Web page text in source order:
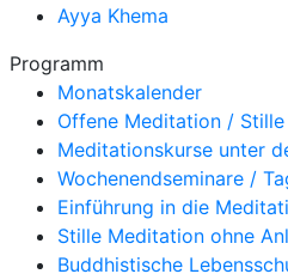
Ayya Khema
Programm
Monatskalender
Offene Meditation /
Meditationskurse unter
Wochenendseminare /
Einführung in die
Stille Meditation ohne
Buddhistische